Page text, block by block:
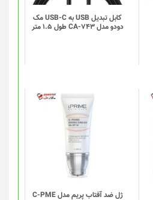
کابل تبدیل USB به USB-C مک
دودو مدل CA-743 طول 1.5 متر
ژل ضد آفتاب پریم مدل C-PME